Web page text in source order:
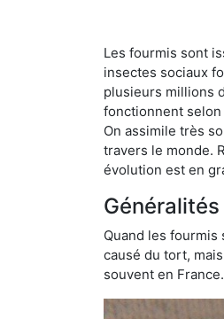
Les fourmis sont
insectes sociaux
plusieurs millions
fonctionnent selon
On assimile très
travers le monde.
évolution est en
Quand les fourmis
causé du tort,
souvent en France.